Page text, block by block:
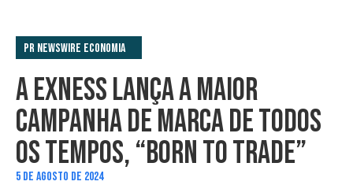
PR Newswire Economia
A EXNESS LANÇA A MAIOR
CAMPANHA DE MARCA DE TODOS
OS TEMPOS, “BORN TO TRADE”
5 DE AGOSTO DE 2024